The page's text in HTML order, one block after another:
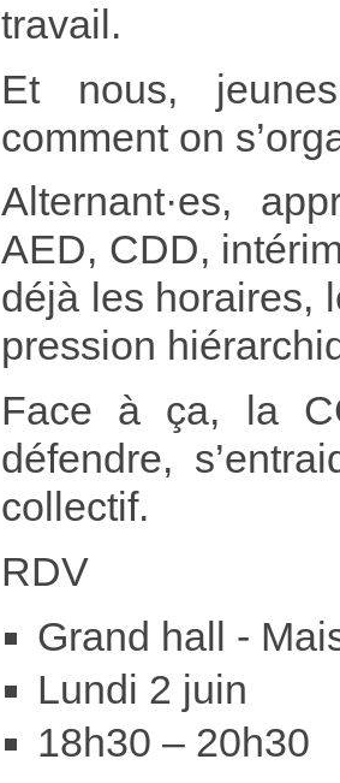
travail.
Et nous,
comment on
Alternant·es,
AED, CDD,
déjà les horaires,
pression
Face à ça, la
défendre,
collectif.
RDV
Grand hall -
Lundi 2 juin
18h30 – 20h30